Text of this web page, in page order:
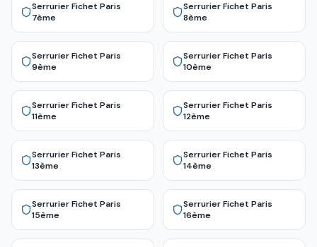
Serrurier Fichet Paris
7ème
Serrurier Fichet Paris
8ème
Serrurier Fichet Paris
9ème
Serrurier Fichet Paris
10ème
Serrurier Fichet Paris
11ème
Serrurier Fichet Paris
12ème
Serrurier Fichet Paris
13ème
Serrurier Fichet Paris
14ème
Serrurier Fichet Paris
15ème
Serrurier Fichet Paris
16ème